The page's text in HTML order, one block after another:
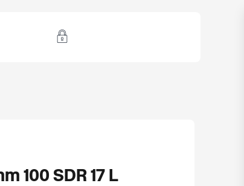
100 SDR 17 L